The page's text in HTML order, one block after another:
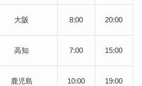
大阪 8:00 20:00
高知 7:00 15:00
鹿児島 10:00 19:00